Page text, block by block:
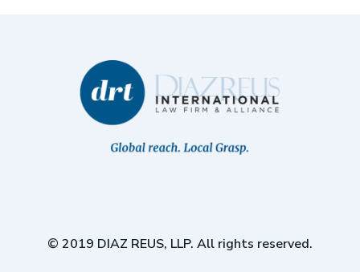
© 2019 DIAZ REUS, LLP. All rights reserved.